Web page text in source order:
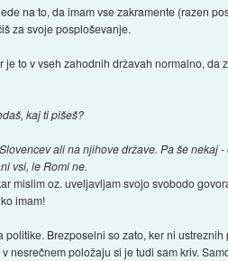
na to, da imam vse zakramente (razen
za svoje posploševanje.
je to v vseh zahodnih državah normalno,
kaj ti pišeš?
ali na njihove države. Pa še
vsi, le Romi ne.
mislim oz. uveljavljam svojo svobodo
imam!
Brezposelni so zato, ker ni
nesrečnem položaju si je tudi sam kriv.